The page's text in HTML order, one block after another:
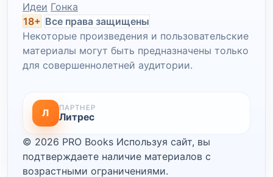
Идеи Гонка
18+ Все права защищены
Некоторые произведения и пользовательские
материалы могут быть предназначены только
для совершеннолетней аудитории.
Л ПАРТНЕР
Литрес
© 2026 PRO Books Используя сайт, вы
подтверждаете наличие материалов с
возрастными ограничениями.